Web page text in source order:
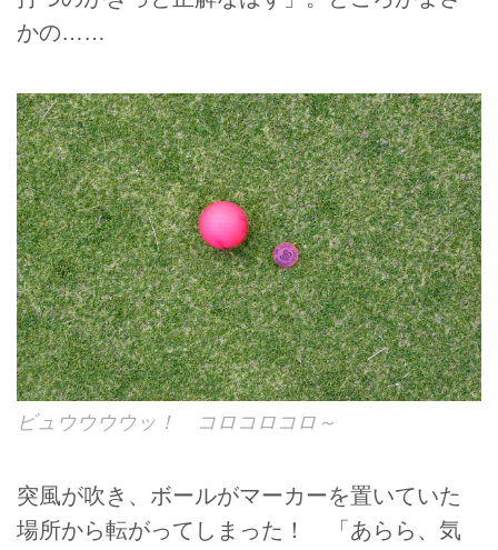
かの……
ビュウウウウッ！ コロコロコロ～
突風が吹き、ボールがマーカーを置いていた
場所から転がってしまった！ 「あらら、気